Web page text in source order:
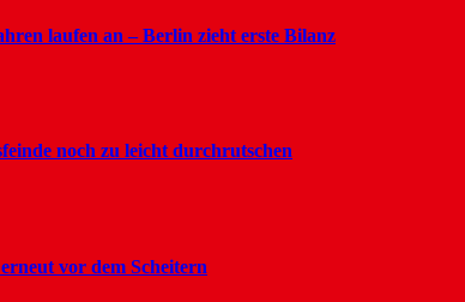
laufen an – Berlin zieht erste Bilanz
noch zu leicht durchrutschen
vor dem Scheitern